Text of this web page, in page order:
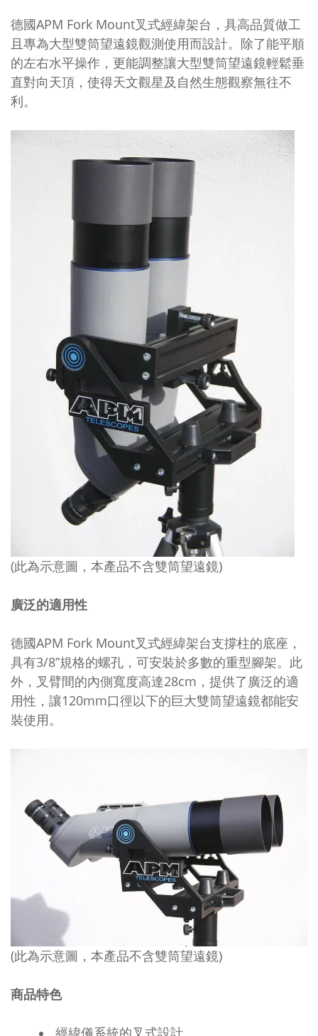
德國APM Fork Mount叉式經緯架台，具高品質做工
且專為大型雙筒望遠鏡觀測使用而設計。除了能平順
的左右水平操作，更能調整讓大型雙筒望遠鏡輕鬆垂
直對向天頂，使得天文觀星及自然生態觀察無往不
利。
(此為示意圖，本產品不含雙筒望遠鏡)
廣泛的適用性
德國APM Fork Mount叉式經緯架台支撐柱的底座，
具有3/8”規格的螺孔，可安裝於多數的重型腳架。此
外，叉臂間的內側寬度高達28cm，提供了廣泛的適
用性，讓120mm口徑以下的巨大雙筒望遠鏡都能安
裝使用。
(此為示意圖，本產品不含雙筒望遠鏡)
商品特色